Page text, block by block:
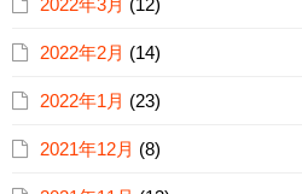
2022年2月 (14)
2022年1月 (23)
2021年12月 (8)